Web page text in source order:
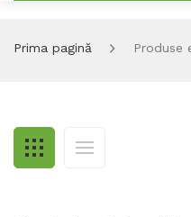
Prima pagină Produse